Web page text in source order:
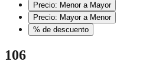
Precio: Menor a Mayor
Precio: Mayor a Menor
% de descuento
106